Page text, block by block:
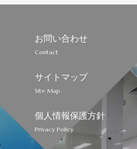
お問い合わせ
Contact
サイトマップ
Site Map
個人情報保護方針
Privacy Policy